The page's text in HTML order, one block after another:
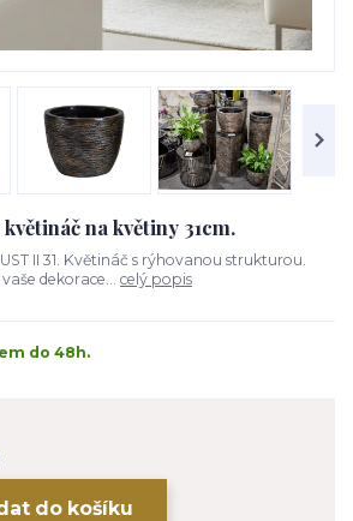
na květiny 31cm.
II 31. Květináč s rýhovanou strukturou.
dekorace... celý popis
do 48h.
do košíku